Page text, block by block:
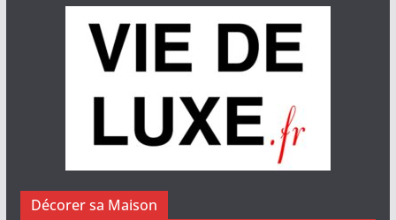
Décorer sa Maison